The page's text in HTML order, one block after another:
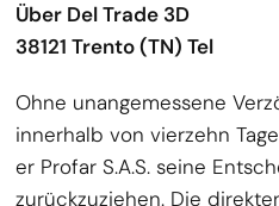
Über Del Trade 3D
38121 Trento (TN) Tel
Ohne unangemessene
innerhalb von vierzehn
er Profar S.A.S. seine
zurückzuziehen. Die